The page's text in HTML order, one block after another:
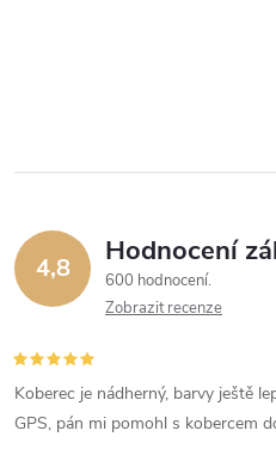
4,8 Hodnocení
600 hodnocení
Zobrazit recenze
Koberec je nádherný, barvy ještě
GPS, pán mi pomohl s kobercem